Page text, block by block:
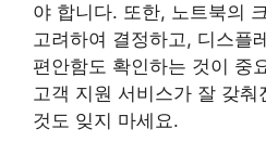
야 합니다. 또한, 노트북의
고려하여 결정하고, 디스플
편안함도 확인하는 것이 중
고객 지원 서비스가 잘 갖춰
것도 잊지 마세요.